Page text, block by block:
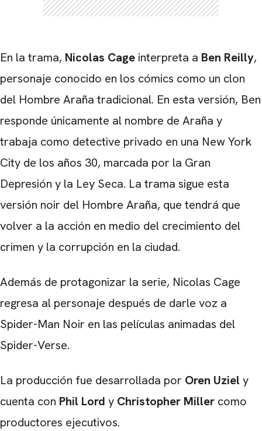
En la trama, Nicolas Cage interpreta a Ben Reilly,
personaje conocido en los cómics como un clon
del Hombre Araña tradicional. En esta versión, Ben
responde únicamente al nombre de Araña y
trabaja como detective privado en una New York
City de los años 30, marcada por la Gran
Depresión y la Ley Seca. La trama sigue esta
versión noir del Hombre Araña, que tendrá que
volver a la acción en medio del crecimiento del
crimen y la corrupción en la ciudad.
Además de protagonizar la serie, Nicolas Cage
regresa al personaje después de darle voz a
Spider-Man Noir en las películas animadas del
Spider-Verse.
La producción fue desarrollada por Oren Uziel y
cuenta con Phil Lord y Christopher Miller como
productores ejecutivos.
CARREGANDO PUBLICIDADE